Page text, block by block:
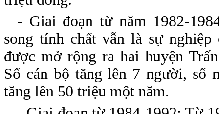
- Giai đoạn từ năm 1982-
song tính chất vẫn là sự
được mở rộng ra hai huyện
Số cán bộ tăng lên 7 người, số
tăng lên 50 triệu một năm.